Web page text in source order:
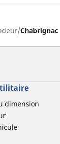
Chabrignac
dimension